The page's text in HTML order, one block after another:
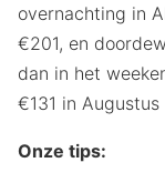
overnachting in
€201, en
dan in het
€131 in Augustus
Onze tips: